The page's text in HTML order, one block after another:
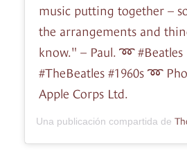
music putting together –
the arrangements and
know." – Paul. ➿ #Beatles
#TheBeatles #1960s ➿
Apple Corps Ltd.
Una publicación compartida de